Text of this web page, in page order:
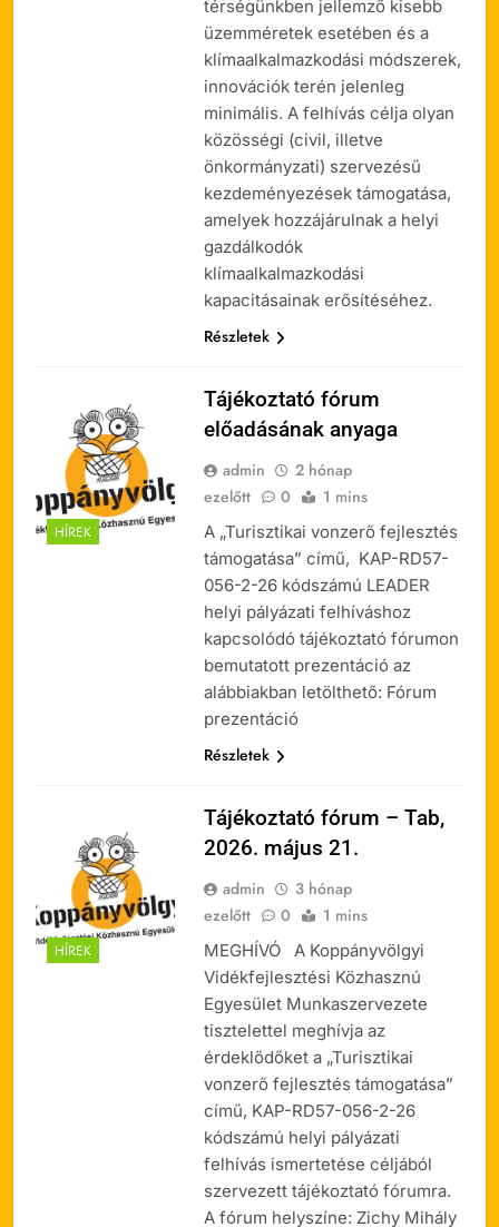
térségünkben jellemző kisebb
üzemméretek esetében és a
klímaalkalmazkodási módszerek,
innovációk terén jelenleg
minimális. A felhívás célja olyan
közösségi (civil, illetve
önkormányzati) szervezésű
kezdeményezések támogatása,
amelyek hozzájárulnak a helyi
gazdálkodók
klímaalkalmazkodási
kapacitásainak erősítéséhez.
Részletek
HÍREK
Tájékoztató fórum
előadásának anyaga
admin
2 hónap
ezelőtt
0 1 mins
A „Turisztikai vonzerő fejlesztés
támogatása” című, KAP-RD57-
056-2-26 kódszámú LEADER
helyi pályázati felhíváshoz
kapcsolódó tájékoztató fórumon
bemutatott prezentáció az
alábbiakban letölthető: Fórum
prezentáció
Részletek
HÍREK
Tájékoztató fórum – Tab,
2026. május 21.
admin
3 hónap
ezelőtt
0 1 mins
MEGHÍVÓ A Koppányvölgyi
Vidékfejlesztési Közhasznú
Egyesület Munkaszervezete
tisztelettel meghívja az
érdeklődőket a „Turisztikai
vonzerő fejlesztés támogatása”
című, KAP-RD57-056-2-26
kódszámú helyi pályázati
felhívás ismertetése céljából
szervezett tájékoztató fórumra.
A fórum helyszíne: Zichy Mihály